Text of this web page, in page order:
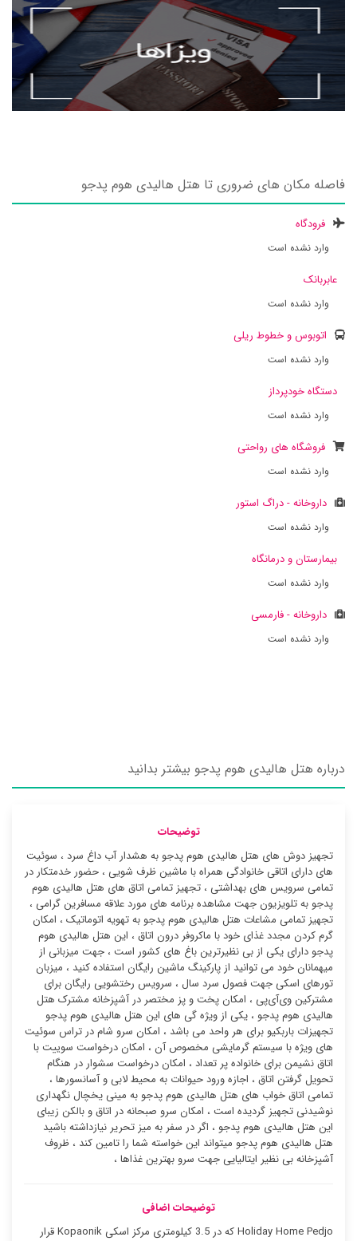
فاصله مکان های ضروری تا هتل هالیدی هوم پدجو
فرودگاه
وارد نشده است
عابربانک
وارد نشده است
اتوبوس و خطوط ریلی
وارد نشده است
دستگاه خودپرداز
وارد نشده است
فروشگاه های رواحتی
وارد نشده است
داروخانه - دراگ استور
وارد نشده است
بیمارستان و درمانگاه
وارد نشده است
داروخانه - فارمسی
وارد نشده است
درباره هتل هالیدی هوم پدجو بیشتر بدانید
توضیحات
تجهیز دوش های هتل هالیدی هوم پدجو به هشدار آب داغ سرد ، سوئیت
‌های دارای اتاقی خانوادگی همراه با ماشین ظرف شویی ، حضور خدمتکار در
تمامی سرویس های بهداشتی ، تجهیز تمامی اتاق های هتل هالیدی هوم
پدجو به تلویزیون جهت مشاهده برنامه های مورد علاقه مسافرین گرامی ،
تجهیز تمامی مشاعات هتل هالیدی هوم پدجو به تهویه اتوماتیک ، امکان
گرم کردن مجدد غذای خود با ماکروفر درون اتاق ، این هتل هالیدی هوم
پدجو دارای یکی از بی نظیرترین باغ های کشور است ، جهت میزبانی از
میهمانان خود می توانید از پارکینگ ماشین رایگان استفاده کنید ، میزبان
تورهای اسکی جهت فصول سرد سال ، سرویس رختشویی رایگان برای
مشترکین وی‌آی‌پی ، امکان پخت و پز مختصر در آشپزخانه مشترک هتل
هالیدی هوم پدجو ، یکی از ویژه گی های این هتل هالیدی هوم پدجو
تجهیزات باربکیو برای هر واحد می باشد ، امکان سرو شام در تراس سوئیت
‌های ویژه با سیستم گرمایشی مخصوص آن ، امکان درخواست سوییت با
اتاق نشیمن برای خانواده پر تعداد ، امکان درخواست سشوار در هنگام
تحویل گرفتن اتاق ، اجازه ورود حیوانات به محیط لابی و آسانسورها ،
تمامی اتاق خواب های هتل هالیدی هوم پدجو به مینی یخچال نگهداری
نوشیدنی تجهیز گردیده است ، امکان سرو صبحانه در اتاق و بالکن زیبای
این هتل هالیدی هوم پدجو ، اگر در سفر به میز تحریر نیازداشته باشید
هتل هالیدی هوم پدجو میتواند این خواسته شما را تامین کند ، ظروف
آشپزخانه بی نظیر ایتالیایی جهت سرو بهترین غذاها ،
توضیحات اضافی
Holiday Home Pedjo که در 3.5 کیلومتری مرکز اسکی Kopaonik قرار